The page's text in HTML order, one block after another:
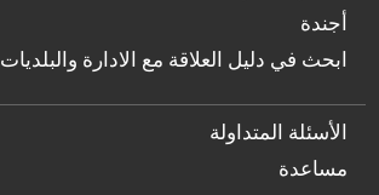
أجندة
… ابحث في دليل العلاقة مع الادارة والبلديات
الأسئلة المتداولة
مساعدة